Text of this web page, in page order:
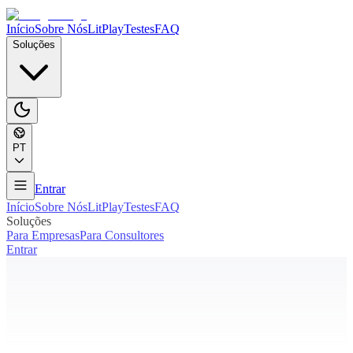
InícioSobre NósLitPlayTestesFAQ
Soluções
PT
Entrar
InícioSobre NósLitPlayTestesFAQ
Soluções
Para EmpresasPara Consultores
Entrar